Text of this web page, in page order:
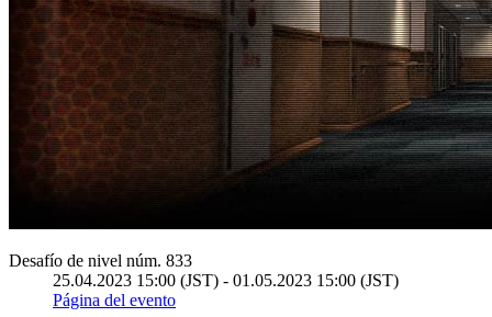
Desafío de nivel núm. 833
25.04.2023 15:00 (JST) - 01.05.2023 15:00 (JST)
Página del evento